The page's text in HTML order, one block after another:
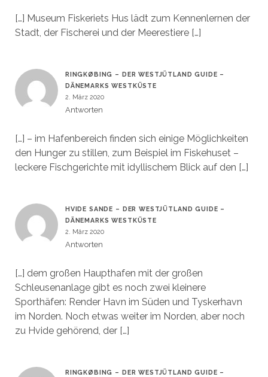
[…] Museum Fiskeriets Hus lädt zum Kennenlernen der
Stadt, der Fischerei und der Meerestiere […]
RINGKØBING – DER WESTJÜTLAND GUIDE –
DÄNEMARKS WESTKÜSTE
2. März 2020
Antworten
[…] – im Hafenbereich finden sich einige Möglichkeiten
den Hunger zu stillen, zum Beispiel im Fiskehuset –
leckere Fischgerichte mit idyllischem Blick auf den […]
HVIDE SANDE – DER WESTJÜTLAND GUIDE –
DÄNEMARKS WESTKÜSTE
2. März 2020
Antworten
[…] dem großen Haupthafen mit der großen
Schleusenanlage gibt es noch zwei kleinere
Sporthäfen: Render Havn im Süden und Tyskerhavn
im Norden. Noch etwas weiter im Norden, aber noch
zu Hvide gehörend, der […]
RINGKØBING – DER WESTJÜTLAND GUIDE –